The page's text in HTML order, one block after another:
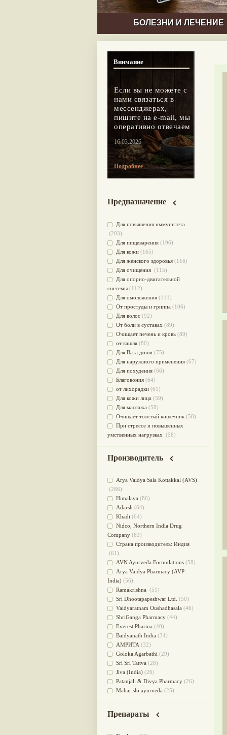
БОЛЕЗНИ И ЛЕЧЕНИЕ
Внимание
Если вы не можете с
нами связаться в
мессенджерах,
пишите на e-mail, мы
оперативно отвечаем
16.03.2026
Подробнее
Предназначение
Для повышения иммунитета
(203)
Для пищеварения (196)
Для кожи (165)
Для женского здоровья (116)
Для очищения (115)
Для опорно-двигательной
системы (112)
Для омоложения (111)
От простуды и гриппа (106)
Для волос (92)
От боли в суставах (89)
Очищает печень и кровь (89)
от кашля (80)
Для Вата доши (75)
Для наружного применения (67)
Для похудения (66)
Благовония (64)
от лихорадки (61)
Для кожи лица (59)
Для массажа (58)
Очищает толстый кишечник (58)
При стрессе и повышенных
умственных нагрузках (58)
Для наружного и внутреннего
Для приготовления пищи(49)
от инфекций мочеполовой
системы(49)
Для стабилизации деятельности
ЦНС(47)
для суставов(47)
Лечит опухоли и отеки
Для медитации(44)
выводит токсины
Для здоровья печени(41)
Для тела(39)
для очищения крови
При диабете (38)
Антиоксидант(37)
Для Капха(Кафа) доши(37)
От паразитов(37)
При расстройстве желудка
Успокоительное(36)
Для глаз(34)
от геморроя(34)
Противовоспалительное
Для Питта доши
Для сердца(32)
Для сосудов головного мозга
Дефицит железа
(31)
Производитель
Arya Vaidya Sala Kottakkal (AVS)
(286)
Himalaya (86)
Adarsh (64)
Khadi (64)
Nidсo, Northern India Drug
Company (63)
Страна производитель: Индия
(61)
AVN Ayurveda Formulations (58)
Arya Vaidya Pharmacy (AVP
India) (56)
Ramakrishna (51)
Sri Dhootapapeshwar Ltd.
(50)
Vaidyaratnam Oushadhasala (46)
ShriGanga Pharmacy (44)
Everest Pharma (40)
Baidyanath India (34)
АМРИТА (32)
Goloka Agarbathi (29)
Sri Sri Tattva (28)
Jiva (India) (26)
Patanjali & Divya Pharmacy (26)
Maharishi ayurveda (25)
NAGARJUNA HERBAL
Препараты